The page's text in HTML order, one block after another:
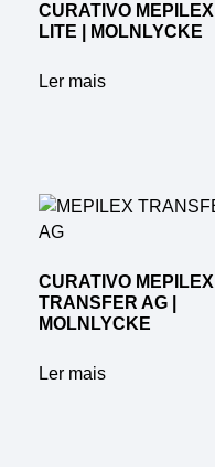
CURATIVO MEPILEX
LITE | MOLNLYCKE
Ler mais
CURATIVO MEPILEX
TRANSFER AG |
MOLNLYCKE
Ler mais